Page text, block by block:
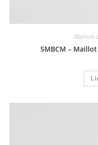
Maillots
5MBCM –